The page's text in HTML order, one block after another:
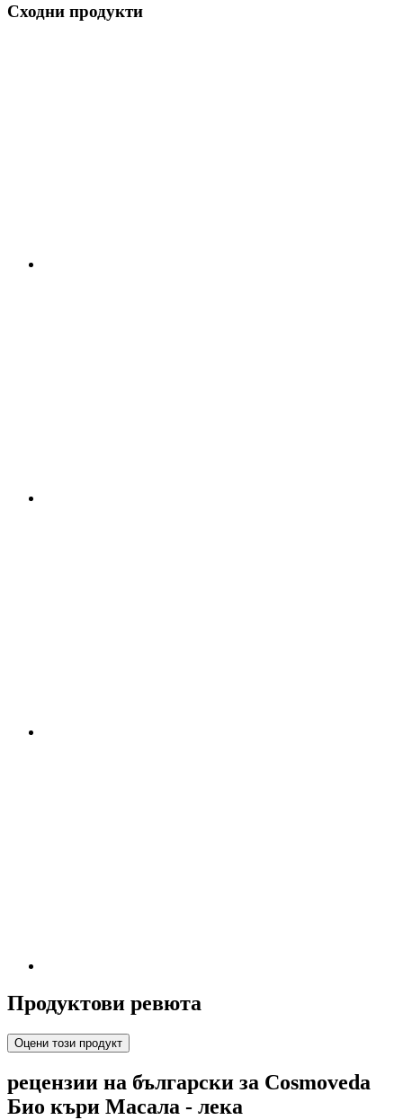
Сходни продукти
Продуктови ревюта
Оцени този продукт
рецензии на български за Cosmoveda
Био къри Масала - лека